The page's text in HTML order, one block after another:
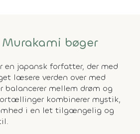
bøger
en japansk forfatter, der med
læsere verden over med
balancerer mellem drøm og
kombinerer mystik,
i en let tilgængelig og